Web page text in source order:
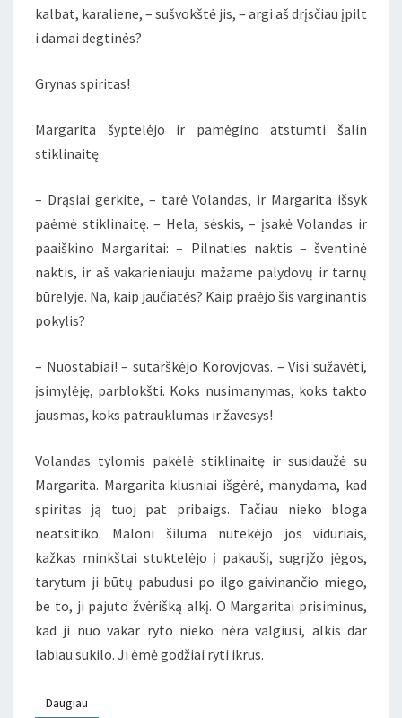
kalbat, karaliene, – sušvokštė jis, – argi aš drįsčiau įpilt
i damai degtinės?
Grynas spiritas!
Margarita šyptelėjo ir pamėgino atstumti šalin
stiklinaitę.
– Drąsiai gerkite, – tarė Volandas, ir Margarita išsyk
paėmė stiklinaitę. – Hela, sėskis, – įsakė Volandas ir
paaiškino Margaritai: – Pilnaties naktis – šventinė
naktis, ir aš vakarieniauju mažame palydovų ir tarnų
būrelyje. Na, kaip jaučiatės? Kaip praėjo šis varginantis
pokylis?
– Nuostabiai! – sutarškėjo Korovjovas. – Visi sužavėti,
įsimylėję, parblokšti. Koks nusimanymas, koks takto
jausmas, koks patrauklumas ir žavesys!
Volandas tylomis pakėlė stiklinaitę ir susidaužė su
Margarita. Margarita klusniai išgėrė, manydama, kad
spiritas ją tuoj pat pribaigs. Tačiau nieko bloga
neatsitiko. Maloni šiluma nutekėjo jos viduriais,
kažkas minkštai stuktelėjo į pakaušį, sugrįžo jėgos,
tarytum ji būtų pabudusi po ilgo gaivinančio miego,
be to, ji pajuto žvėrišką alkį. O Margaritai prisiminus,
kad ji nuo vakar ryto nieko nėra valgiusi, alkis dar
labiau sukilo. Ji ėmė godžiai ryti ikrus.
Daugiau